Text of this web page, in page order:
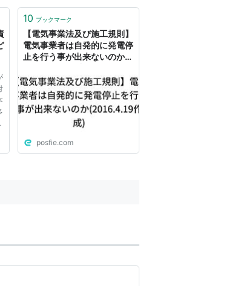
人「広域的運営推進機関」を２０
10 ブックマーク
【電気事業法及び施工規則】
電気事業者は自発的に発電停
止を行う事が出来ないのか
posfie.com